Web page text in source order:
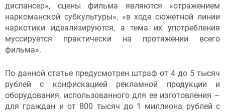
диспансер», сцены фильма являются «отражением
наркоманской субкультуры», «в ходе сюжетной линии
наркотики идеализируются, а тема их употребления
муссируется практически на протяжении всего
фильма».
По данной статье предусмотрен штраф от 4 до 5 тысяч
рублей с конфискацией рекламной продукции и
оборудования, использованного для ее изготовления –
для граждан и от 800 тысяч до 1 миллиона рублей с